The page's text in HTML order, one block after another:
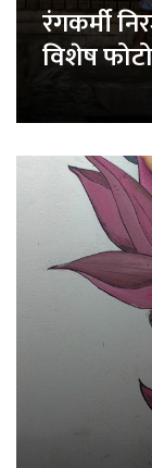
रंगकर्मी
विशेष